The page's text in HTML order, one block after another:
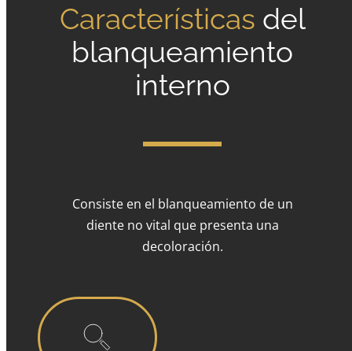
Características del
blanqueamiento
interno
Consiste en el blanqueamiento de un
diente no vital que presenta una
decoloración.